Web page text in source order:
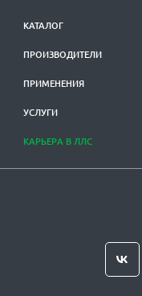
КАТАЛОГ
ПРОИЗВОДИТЕЛИ
ПРИМЕНЕНИЯ
УСЛУГИ
КАРЬЕРА В ЛЛС